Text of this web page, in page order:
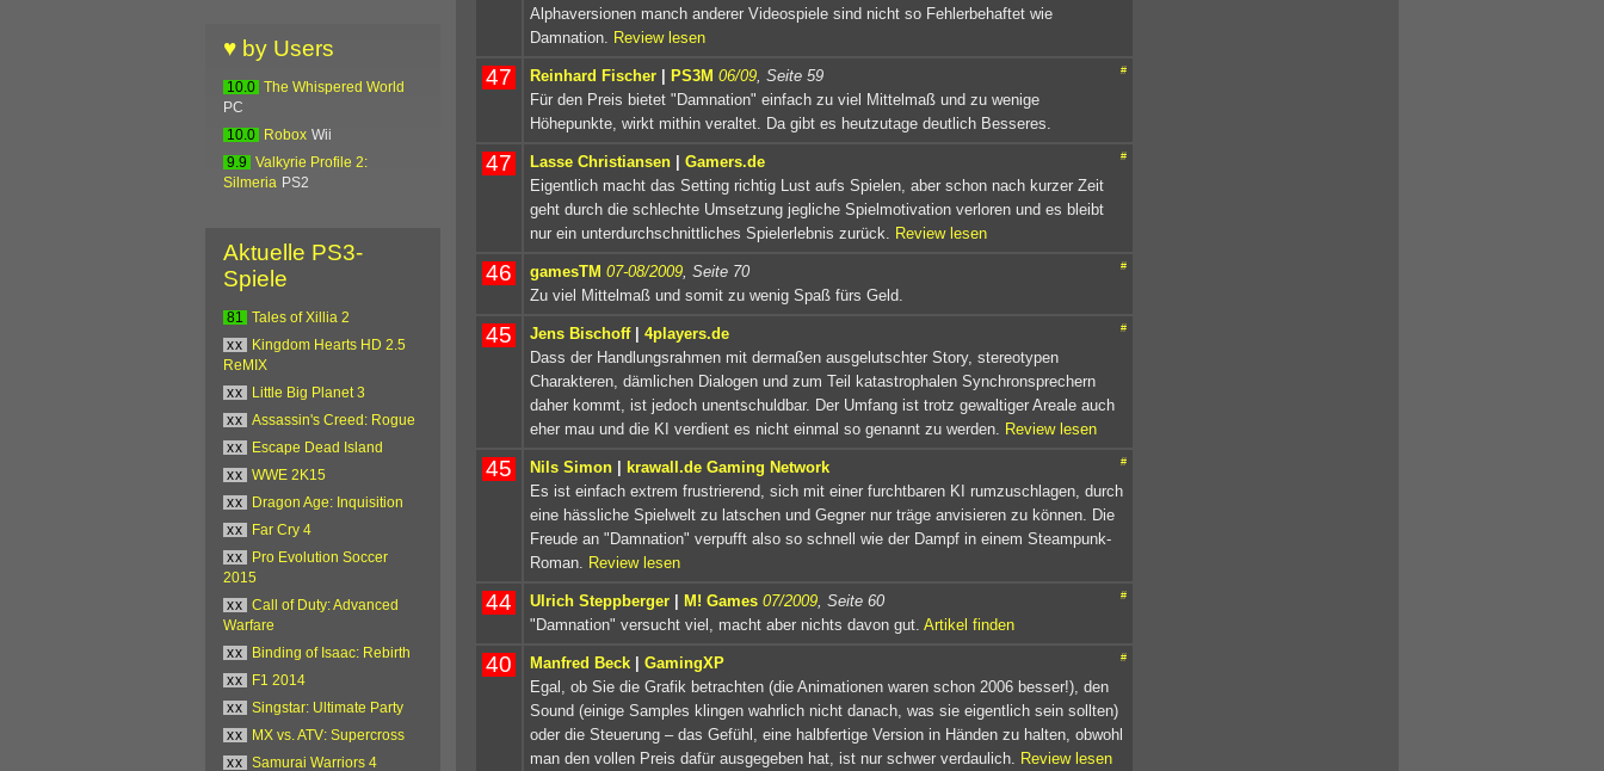
Alphaversionen manch anderer Videospiele sind nicht so Fehlerbehaftet wie
Damnation. Review lesen
47 #
Reinhard Fischer | PS3M 06/09 , Seite 59
Für den Preis bietet "Damnation" einfach zu viel Mittelmaß und zu wenige
Höhepunkte, wirkt mithin veraltet. Da gibt es heutzutage deutlich Besseres.
47 #
Lasse Christiansen | Gamers.de
Eigentlich macht das Setting richtig Lust aufs Spielen, aber schon nach kurzer Zeit
geht durch die schlechte Umsetzung jegliche Spielmotivation verloren und es bleibt
nur ein unterdurchschnittliches Spielerlebnis zurück.
Review lesen
46 #
gamesTM 07-08/2009 , Seite 70
Zu viel Mittelmaß und somit zu wenig Spaß fürs Geld.
45 #
Jens Bischoff| 4players.de
Dass der Handlungsrahmen mit dermaßen ausgelutschter Story, stereotypen
Charakteren, dämlichen Dialogen und zum Teil katastrophalen Synchronsprechern
daher kommt, ist jedoch unentschuldbar. Der Umfang ist trotz gewaltiger Areale auch
eher mau und die KI verdient es nicht einmal so genannt zu werden. Review lesen
45 #
Nils Simon | krawall.de Gaming Network
Es ist einfach extrem frustrierend, sich mit einer furchtbaren KI rumzuschlagen, durch
eine hässliche Spielwelt zu latschen und Gegner nur träge anvisieren zu können. Die
Freude an "Damnation" verpufft also so schnell wie der Dampf in einem Steampunk-
Roman. Review lesen
44 #
Ulrich Steppberger | M! Games 07/2009 , Seite 60
"Damnation" versucht viel, macht aber nichts davon gut. Artikel finden
40 #
Manfred Beck | GamingXP
Egal, ob Sie die Grafik betrachten (die Animationen waren schon 2006 besser!), den
Sound (einige Samples klingen wahrlich nicht danach, was sie eigentlich sein sollten)
oder die Steuerung – das Gefühl, eine halbfertige Version in Händen zu halten, obwohl
man den vollen Preis dafür ausgegeben hat, ist nur schwer verdaulich. Review lesen
♥ by Users
10.0 The Whispered World
PC
10.0
Robox Wii
9.9
Valkyrie Profile 2:
Silmeria PS2
Aktuelle PS3-
Spiele
81
Tales of Xillia 2
xx
Kingdom Hearts HD 2.5
ReMIX
xx
Little Big Planet 3
xx
Assassin's Creed: Rogue
xx
Escape Dead Island
xx
WWE 2K15
xx
Dragon Age: Inquisition
xx
Far Cry 4
xx
Pro Evolution Soccer
2015
xx
Call of Duty: Advanced
Warfare
xx
Binding of Isaac: Rebirth
xx
F1 2014
xx
Singstar: Ultimate Party
xx
MX vs. ATV: Supercross
xx
Samurai Warriors 4